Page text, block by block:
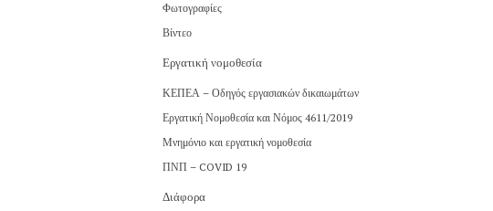
Φωτογραφίες
Βίντεο
Εργατική νομοθεσία
ΚΕΠΕΑ – Οδηγός εργασιακών δικαιωμάτων
Εργατική Νομοθεσία και Νόμος 4611/2019
Μνημόνιο και εργατική νομοθεσία
ΠΝΠ – COVID 19
Διάφορα